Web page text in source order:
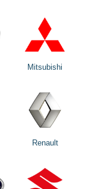
Mitsubishi
Renault